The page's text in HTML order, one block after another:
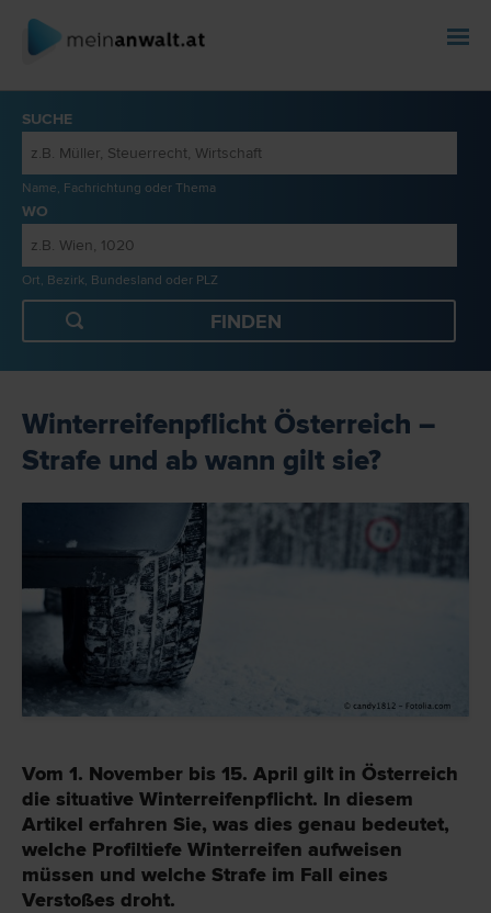
SUCHE
Name, Fachrichtung oder Thema
WO
Ort, Bezirk, Bundesland oder PLZ
Winterreifenpflicht Österreich –
Strafe und ab wann gilt sie?
Vom 1. November bis 15. April gilt in Österreich
die situative Winterreifenpflicht. In diesem
Artikel erfahren Sie, was dies genau bedeutet,
welche Profiltiefe Winterreifen aufweisen
müssen und welche Strafe im Fall eines
Verstoßes droht.